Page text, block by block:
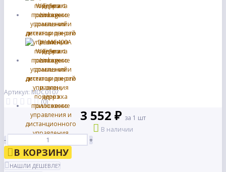
Артикул: MDC0107
(0)
3 552 ₽ за 1 шт
В наличии
-
+
В КОРЗИНУ
НАШЛИ ДЕШЕВЛЕ?